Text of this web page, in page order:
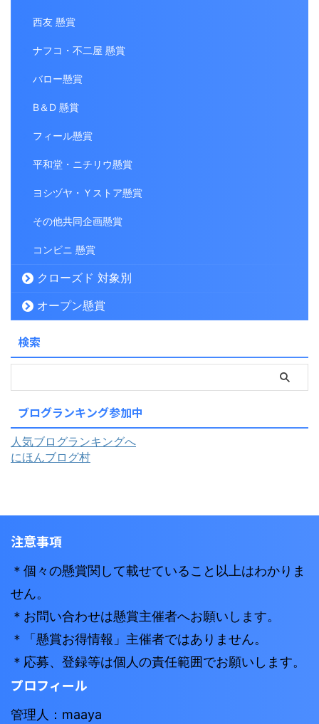
西友 懸賞
ナフコ・不二屋 懸賞
バロー懸賞
B＆D 懸賞
フィール懸賞
平和堂・ニチリウ懸賞
ヨシヅヤ・Ｙストア懸賞
その他共同企画懸賞
コンビニ 懸賞
クローズド 対象別
オープン懸賞
検索
ブログランキング参加中
人気ブログランキングへ
にほんブログ村
注意事項
＊個々の懸賞関して載せていること以上はわかりま
せん。
＊お問い合わせは懸賞主催者へお願いします。
＊「懸賞お得情報」主催者ではありません。
＊応募、登録等は個人の責任範囲でお願いします。
プロフィール
管理人：maaya